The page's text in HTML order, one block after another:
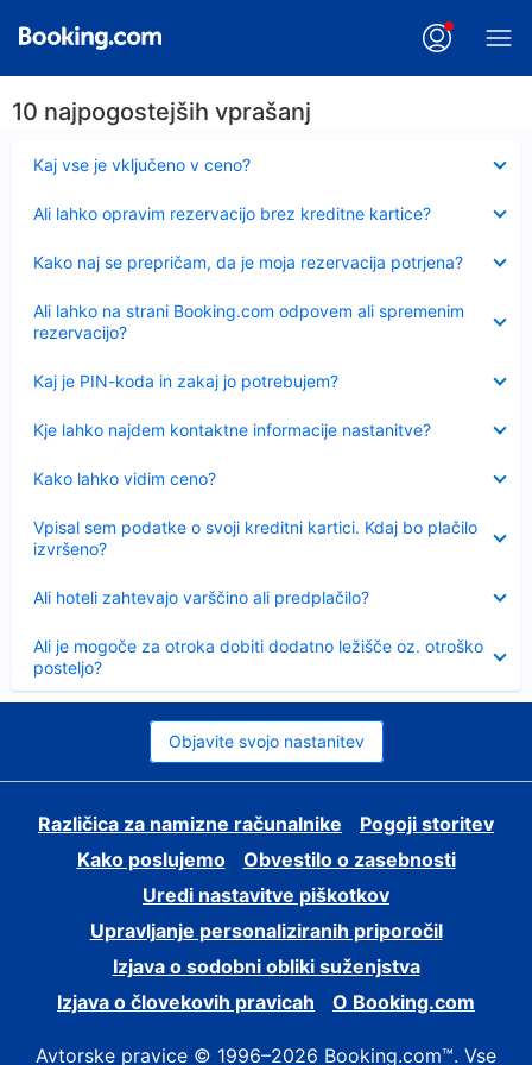
10 najpogostejših vprašanj
Kaj vse je vključeno v ceno?
Ali lahko opravim rezervacijo brez kreditne kartice?
Kako naj se prepričam, da je moja rezervacija potrjena?
Ali lahko na strani Booking.com odpovem ali spremenim
rezervacijo?
Kaj je PIN-koda in zakaj jo potrebujem?
Kje lahko najdem kontaktne informacije nastanitve?
Kako lahko vidim ceno?
Vpisal sem podatke o svoji kreditni kartici. Kdaj bo plačilo
izvršeno?
Ali hoteli zahtevajo varščino ali predplačilo?
Ali je mogoče za otroka dobiti dodatno ležišče oz. otroško
posteljo?
Objavite svojo nastanitev
Različica za namizne računalnike
Pogoji storitev
Kako poslujemo
Obvestilo o zasebnosti
Uredi nastavitve piškotkov
Upravljanje personaliziranih priporočil
Izjava o sodobni obliki suženjstva
Izjava o človekovih pravicah
O Booking.com
Avtorske pravice © 1996–2026 Booking.com™. Vse